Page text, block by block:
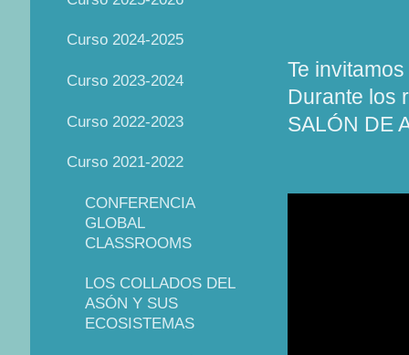
Te
Durante los
SALÓN DE
Curso 2024-2025
Curso 2023-2024
Curso 2022-2023
Curso 2021-2022
CONFERENCIA
GLOBAL
CLASSROOMS
LOS COLLADOS DEL
ASÓN Y SUS
ECOSISTEMAS